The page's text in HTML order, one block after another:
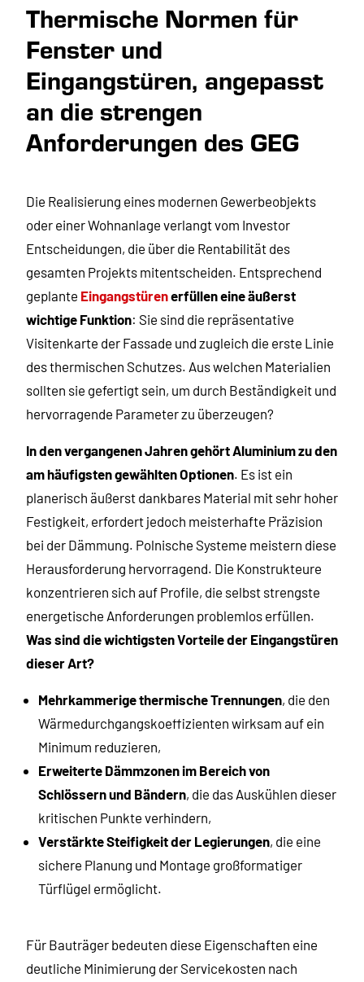
Thermische Normen für
Fenster und
Eingangstüren, angepasst
an die strengen
Anforderungen des GEG
Die Realisierung eines modernen Gewerbeobjekts
oder einer Wohnanlage verlangt vom Investor
Entscheidungen, die über die Rentabilität des
gesamten Projekts mitentscheiden. Entsprechend
geplante Eingangstürenerfüllen eine äußerst
wichtige Funktion: Sie sind die repräsentative
Visitenkarte der Fassade und zugleich die erste Linie
des thermischen Schutzes. Aus welchen Materialien
sollten sie gefertigt sein, um durch Beständigkeit und
hervorragende Parameter zu überzeugen?
In den vergangenen Jahren gehört Aluminium zu den
am häufigsten gewählten Optionen. Es ist ein
planerisch äußerst dankbares Material mit sehr hoher
Festigkeit, erfordert jedoch meisterhafte Präzision
bei der Dämmung. Polnische Systeme meistern diese
Herausforderung hervorragend. Die Konstrukteure
konzentrieren sich auf Profile, die selbst strengste
energetische Anforderungen problemlos erfüllen.
Was sind die wichtigsten Vorteile der Eingangstüren
dieser Art?
Mehrkammerige thermische Trennungen, die den
Wärmedurchgangskoeffizienten wirksam auf ein
Minimum reduzieren,
Erweiterte Dämmzonen im Bereich von
Schlössern und Bändern, die das Auskühlen dieser
kritischen Punkte verhindern,
Verstärkte Steifigkeit der Legierungen, die eine
sichere Planung und Montage großformatiger
Türflügel ermöglicht.
Für Bauträger bedeuten diese Eigenschaften eine
deutliche Minimierung der Servicekosten nach